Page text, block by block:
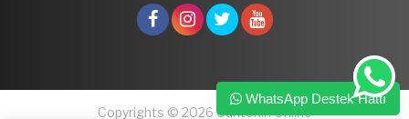
Copyrights © 2026 Cantekin Online
WhatsApp Destek Hattı